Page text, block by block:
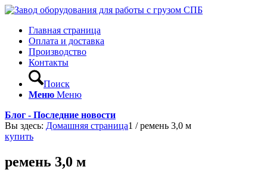
Главная страница
Оплата и доставка
Производство
Контакты
Поиск
Меню Меню
Блог - Последние новости
Вы здесь: Домашняя страница1 / ремень 3,0 м
купить
ремень 3,0 м